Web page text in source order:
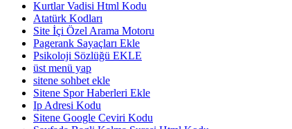
Kurtlar Vadisi Html Kodu
Atatürk Kodları
Site İçi Özel Arama Motoru
Pagerank Sayaçları Ekle
Psikoloji Sözlüğü EKLE
üst menü yap
sitene sohbet ekle
Sitene Spor Haberleri Ekle
Ip Adresi Kodu
Sitene Google Ceviri Kodu